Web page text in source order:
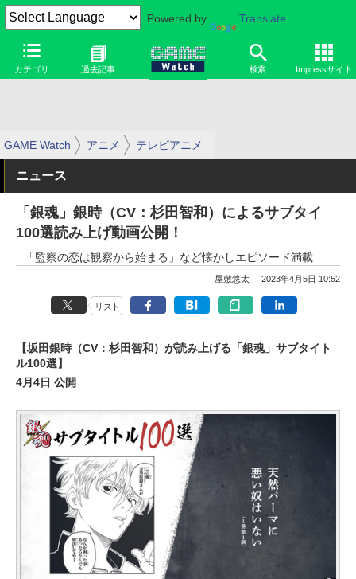
Powered by Translate
カテゴリ 過去記事 検索 Impressサイト
GAME Watch アニメ テレビアニメ
ニュース
「銀魂」銀時（CV：杉田智和）によるサブタイ
100選読み上げ動画公開！
「監察の恋は観察から始まる」など懐かしエピソード満載
屋敷悠太 2023年4月5日 10:52
リスト
【坂田銀時（CV：杉田智和）が読み上げる「銀魂」サブタイト
ル100選】
4月4日 公開